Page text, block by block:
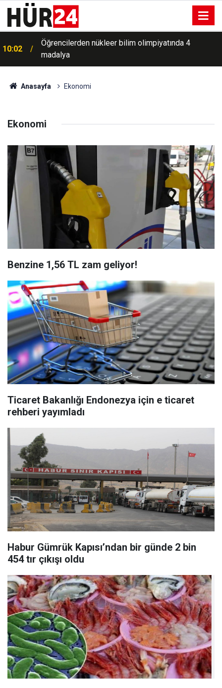
10:02
Öğrencilerden nükleer bilim olimpiyatında 4
madalya
Anasayfa Ekonomi
Ekonomi
Benzine 1,56 TL zam geliyor!
Ticaret Bakanlığı Endonezya için e ticaret
rehberi yayımladı
Habur Gümrük Kapısı’ndan bir günde 2 bin
454 tır çıkışı oldu